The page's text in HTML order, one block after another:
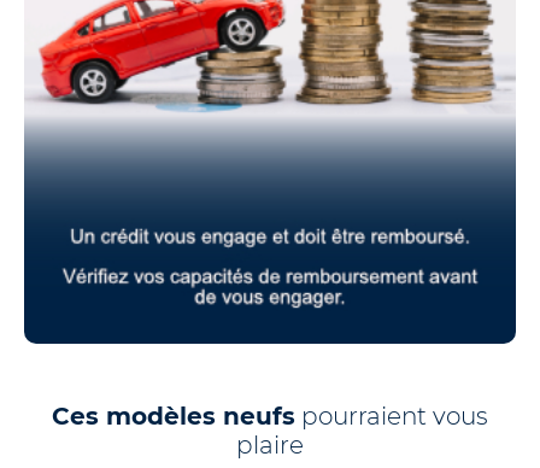
Ces modèles neufs pourraient vous
plaire